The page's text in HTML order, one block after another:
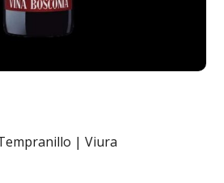
| Viura